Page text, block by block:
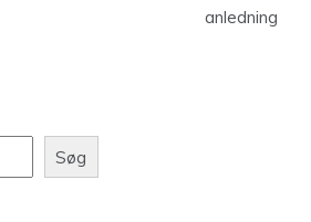
anledning
Søg